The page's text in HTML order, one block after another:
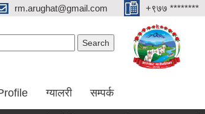
rm.arughat@gmail.com +९७७ ********
ग्यालरी सम्पर्क